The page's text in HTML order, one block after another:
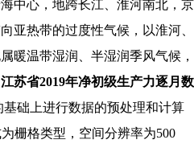
中心，地跨长江、淮河南北，京
亚热带的过度性气候，以淮河、
暖温带湿润、半湿润季风气候，
江苏省2019年净初级生产力逐月数
础上进行数据的预处理和计算
栅格类型，空间分辨率为500